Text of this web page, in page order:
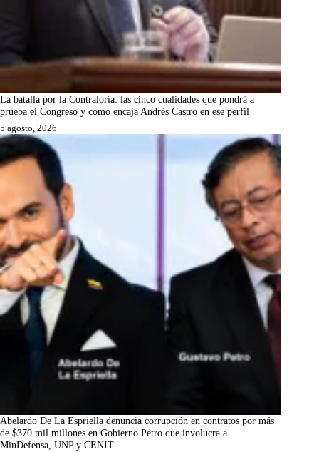
La batalla por la Contraloría: las cinco cualidades que pondrá a
prueba el Congreso y cómo encaja Andrés Castro en ese perfil
5 agosto, 2026
Abelardo De La Espriella denuncia corrupción en contratos por más
de $370 mil millones en Gobierno Petro que involucra a
MinDefensa, UNP y CENIT